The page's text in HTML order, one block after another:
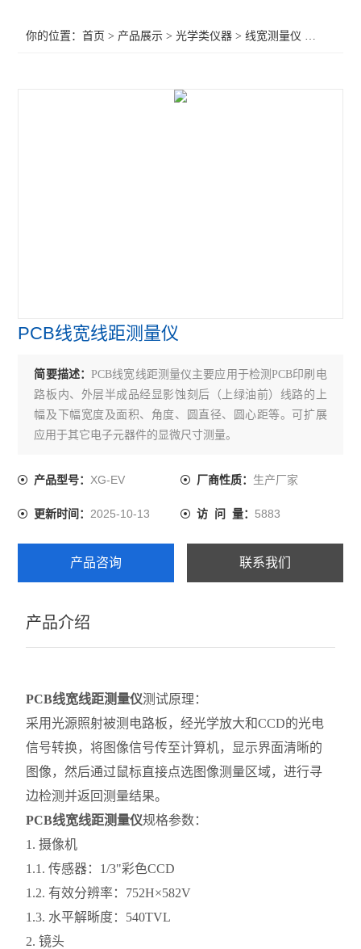
你的位置：首页 > 产品展示 >光学类仪器 >线宽测量仪
PCB线宽线距测量仪
简要描述：PCB线宽线距测量仪主要应用于检测PCB印刷电
路板内、外层半成品经显影蚀刻后（上绿油前）线路的上
幅及下幅宽度及面积、角度、圆直径、圆心距等。可扩展
应用于其它电子元器件的显微尺寸测量。
产品型号：XG-EV 厂商性质： 生产厂家
更新时间：2025-10-13 访 问 量： 5883
产品咨询 联系我们
产品介绍
PCB线宽线距测量仪测试原理：
采用光源照射被测电路板，经光学放大和CCD的光电
信号转换，将图像信号传至计算机，显示界面清晰的
图像，然后通过鼠标直接点选图像测量区域，进行寻
边检测并返回测量结果。
PCB线宽线距测量仪规格参数：
1. 摄像机
1.1. 传感器：1/3"彩色CCD
1.2. 有效分辨率：752H×582V
1.3. 水平解晰度：540TVL
2. 镜头